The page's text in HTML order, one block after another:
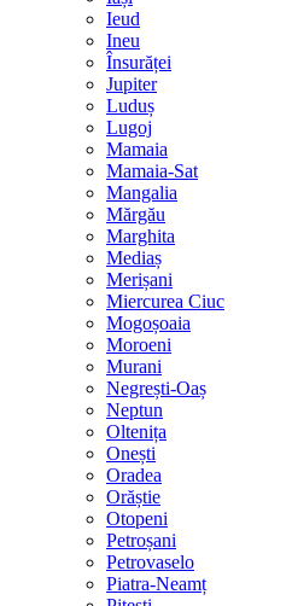
Ieud
Ineu
Însurăței
Jupiter
Luduș
Lugoj
Mamaia
Mamaia-Sat
Mangalia
Mărgău
Marghita
Mediaș
Merișani
Miercurea Ciuc
Mogoșoaia
Moroeni
Murani
Negrești-Oaș
Neptun
Oltenița
Onești
Oradea
Orăștie
Otopeni
Petroșani
Petrovaselo
Piatra-Neamț